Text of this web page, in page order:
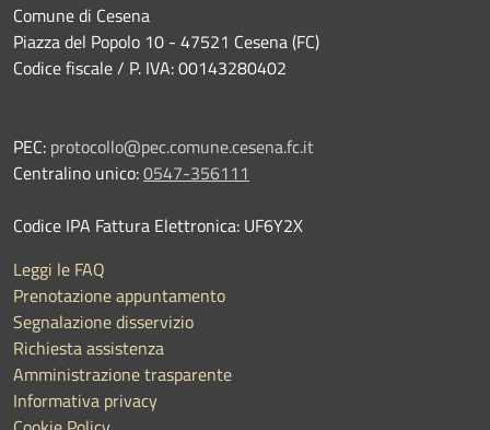
Comune di Cesena
Piazza del Popolo 10 - 47521 Cesena (FC)
Codice fiscale / P. IVA: 00143280402
PEC: protocollo@pec.comune.cesena.fc.it
Centralino unico:0547-356111
Codice IPA Fattura Elettronica: UF6Y2X
Leggi le FAQ
Prenotazione appuntamento
Segnalazione disservizio
Richiesta assistenza
Amministrazione trasparente
Informativa privacy